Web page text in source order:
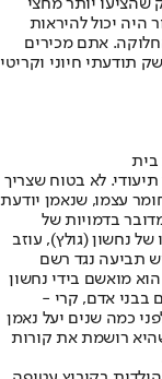
שהציעו יותר מחצי
היה יכול להיראות
אתם מכירים
תודעתי חיוני וקריטי
בית
לא בטוח שצריך
עצמו, שנאמן יודעת
בדמויות של
בדמותו של נחשון (גולץ), עוזב
תביעה נגד רשם
מואשם בידי נחשון
בבני אדם, קרי -
כמה שנים יעל נאמן
רושמת את קורות